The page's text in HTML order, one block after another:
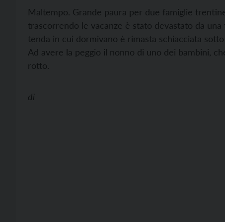
Maltempo. Grande paura per due famiglie
trascorrendo le vacanze è stato devastato da
tenda in cui dormivano è rimasta schiacciata
Ad avere la peggio il nonno di uno dei bambini,
rotto.
di